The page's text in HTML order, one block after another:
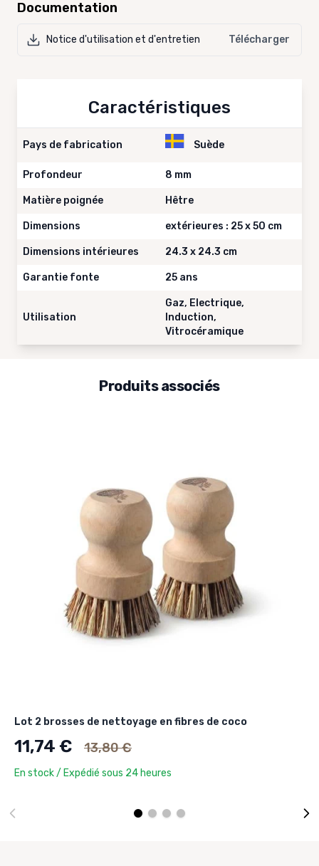
Documentation
Notice d'utilisation et d'entretien Télécharger
Caractéristiques
Pays de fabrication Suède
Profondeur 8 mm
Matière poignée Hêtre
Dimensions extérieures : 25 x 50 cm
Dimensions intérieures 24.3 x 24.3 cm
Garantie fonte 25 ans
Utilisation
Gaz, Electrique,
Induction,
Vitrocéramique
Produits associés
Lot 2 brosses de nettoyage en fibres de coco
11,74 € Ancien prix
13,80 €
En stock / Expédié sous 24 heures